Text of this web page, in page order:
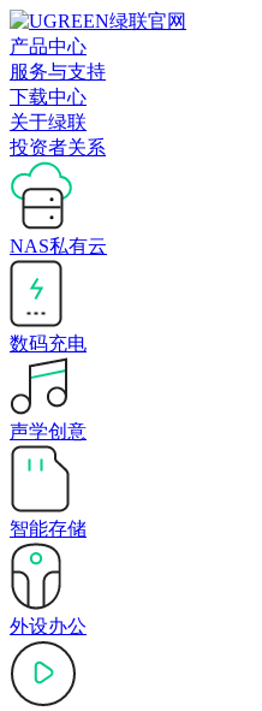
产品中心
服务与支持
下载中心
关于绿联
投资者关系
NAS私有云
数码充电
声学创意
智能存储
外设办公